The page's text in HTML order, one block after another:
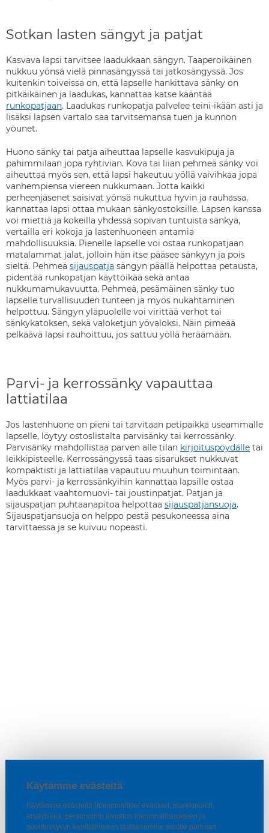
Käytämme evästeitä
Käytämme evästeitä (toiminnalliset evästeet, markkinointi,
analytiikka, personointi) sivuston toiminnallisuuksien ja
suorituskyvyn kehittämiseen taataksemme sinulle parhaan
Sotkan lasten sängyt ja patjat
Kasvava lapsi tarvitsee laadukkaan sängyn. Taaperoikäinen
nukkuu yönsä vielä pinnasängyssä tai jatkosängyssä. Jos
kuitenkin toiveissa on, että lapselle hankittava sänky on
pitkäikäinen ja laadukas, kannattaa katse kääntää
runkopatjaan. Laadukas runkopatja palvelee teini-ikään asti ja
lisäksi lapsen vartalo saa tarvitsemansa tuen ja kunnon
yöunet.
Huono sänky tai patja aiheuttaa lapselle kasvukipuja ja
pahimmilaan jopa ryhtivian. Kova tai liian pehmeä sänky voi
aiheuttaa myös sen, että lapsi hakeutuu yöllä vaivihkaa jopa
vanhempiensa viereen nukkumaan. Jotta kaikki
perheenjäsenet saisivat yönsä nukuttua hyvin ja rauhassa,
kannattaa lapsi ottaa mukaan sänkyostoksille. Lapsen kanssa
voi miettiä ja kokeilla yhdessä sopivan tuntuista sänkyä,
vertailla eri kokoja ja lastenhuoneen antamia
mahdollisuuksia. Pienelle lapselle voi ostaa runkopatjaan
matalammat jalat, jolloin hän itse pääsee sänkyyn ja pois
sieltä. Pehmeä sijauspatja sängyn päällä helpottaa petausta,
pidentää runkopatjan käyttöikää sekä antaa
nukkumamukavuutta. Pehmeä, pesämäinen sänky tuo
lapselle turvallisuuden tunteen ja myös nukahtaminen
helpottuu. Sängyn yläpuolelle voi virittää verhot tai
sänkykatoksen, sekä valoketjun yövaloksi. Näin pimeää
pelkäävä lapsi rauhoittuu, jos sattuu yöllä heräämään.
Parvi- ja kerrossänky vapauttaa
lattiatilaa
Jos lastenhuone on pieni tai tarvitaan petipaikka useammalle
lapselle, löytyy ostoslistalta parvisänky tai kerrossänky.
Parvisänky mahdollistaa parven alle tilan kirjoituspöydälle tai
leikkipisteelle. Kerrossängyssä taas sisarukset nukkuvat
kompaktisti ja lattiatilaa vapautuu muuhun toimintaan.
Myös parvi- ja kerrossänkyihin kannattaa lapsille ostaa
laadukkaat vaahtomuovi- tai joustinpatjat. Patjan ja
sijauspatjan puhtaanapitoa helpottaa sijauspatjansuoja.
Sijauspatjansuoja on helppo pestä pesukoneessa aina
tarvittaessa ja se kuivuu nopeasti.